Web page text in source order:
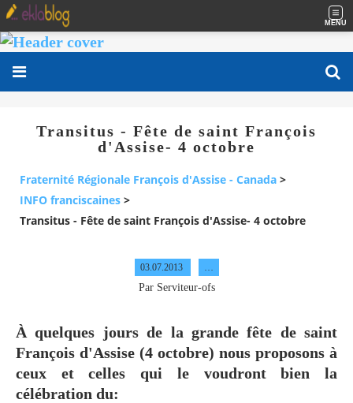
MENU
Transitus - Fête de saint François
d'Assise- 4 octobre
Fraternité Régionale François d'Assise - Canada >
INFO franciscaines >
Transitus - Fête de saint François d'Assise- 4 octobre
03.07.2013
Par Serviteur-ofs
À quelques jours de la grande fête de saint
François d'Assise (4 octobre) nous proposons à
ceux et celles qui le voudront bien la
célébration du: